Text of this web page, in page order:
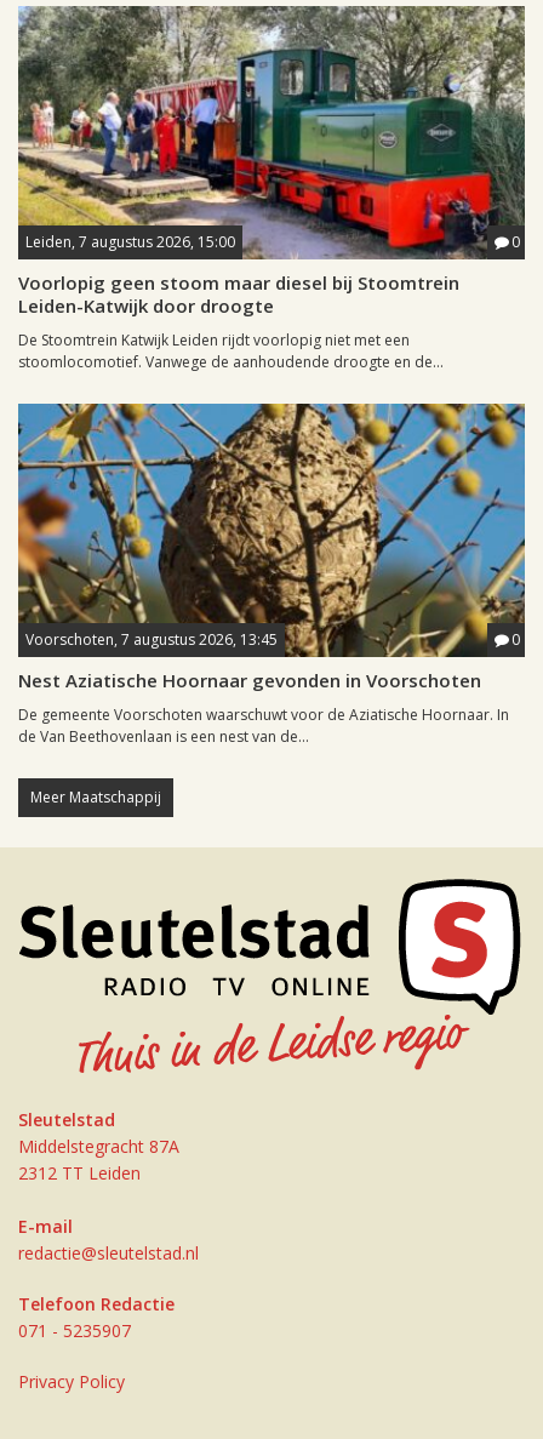
Leiden, 7 augustus 2026, 15:00 0
Voorlopig geen stoom maar diesel bij Stoomtrein
Leiden-Katwijk door droogte
De Stoomtrein Katwijk Leiden rijdt voorlopig niet met een
stoomlocomotief. Vanwege de aanhoudende droogte en de...
Voorschoten, 7 augustus 2026, 13:45 0
Nest Aziatische Hoornaar gevonden in Voorschoten
De gemeente Voorschoten waarschuwt voor de Aziatische Hoornaar. In
de Van Beethovenlaan is een nest van de...
Meer Maatschappij
Sleutelstad
Middelstegracht 87A
2312 TT Leiden
E-mail
redactie@sleutelstad.nl
Telefoon Redactie
071 - 5235907
Privacy Policy